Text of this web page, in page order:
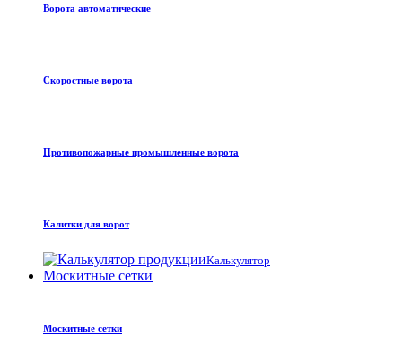
Ворота автоматические
Скоростные ворота
Противопожарные промышленные ворота
Калитки для ворот
Калькулятор
Москитные сетки
Москитные сетки